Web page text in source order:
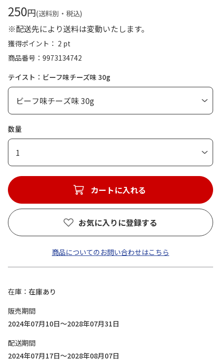
250円(送料別・税込)
※配送先により送料は変動いたします。
獲得ポイント： 2 pt
商品番号
9973134742
テイスト：ビーフ味チーズ味 30g
数量
1
カートに入れる
お気に入りに登録する
商品についてのお問い合わせはこちら
在庫
在庫あり
販売期間
2024年07月10日～2028年07月31日
配送期間
2024年07月17日～2028年08月07日